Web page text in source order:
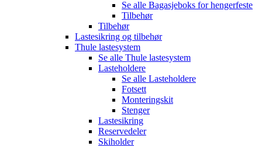
Se alle Bagasjeboks for hengerfeste
Tilbehør
Tilbehør
Lastesikring og tilbehør
Thule lastesystem
Se alle Thule lastesystem
Lasteholdere
Se alle Lasteholdere
Fotsett
Monteringskit
Stenger
Lastesikring
Reservedeler
Skiholder